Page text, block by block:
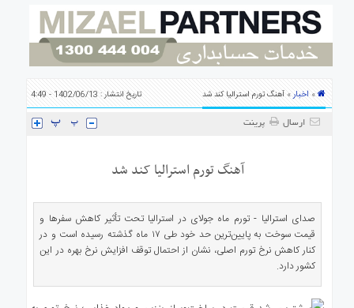
استرالیا
ارتباط» اخبار» آهنگ تورم استرالیا کند شد تاریخ انتشار : 1402/06/13 - 4:49
ارسال پرینت
آهنگ تورم استرالیا کند شد
صدای استرالیا - تورم ماه جولای در استرالیا تحت تأثیر کاهش سفرها و
قیمت سوخت به پایین‌‌ترین حد خود طی ۱۷ ماه گذشته رسیده است و در
کنار کاهش نرخ تورم اصلی، نشان از احتمال توقف افزایش نرخ بهره در این
کشور دارد.